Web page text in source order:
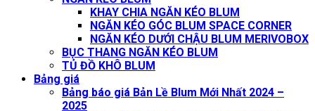
KHAY CHIA NGĂN KÉO BLUM
NGĂN KÉO GÓC BLUM SPACE CORNER
NGĂN KÉO DƯỚI CHẬU BLUM MERIVOBOX
BỤC THANG NGĂN KÉO BLUM
TỦ ĐỒ KHÔ BLUM
Bảng giá
Bảng báo giá Bản Lề Blum Mới Nhất 2024 –
2025